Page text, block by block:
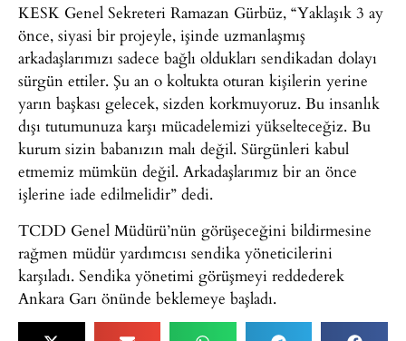
KESK Genel Sekreteri Ramazan Gürbüz, “Yaklaşık 3 ay
önce, siyasi bir projeyle, işinde uzmanlaşmış
arkadaşlarımızı sadece bağlı oldukları sendikadan dolayı
sürgün ettiler. Şu an o koltukta oturan kişilerin yerine
yarın başkası gelecek, sizden korkmuyoruz. Bu insanlık
dışı tutumunuza karşı mücadelemizi yükselteceğiz. Bu
kurum sizin babanızın malı değil. Sürgünleri kabul
etmemiz mümkün değil. Arkadaşlarımız bir an önce
işlerine iade edilmelidir” dedi.
TCDD Genel Müdürü’nün görüşeceğini bildirmesine
rağmen müdür yardımcısı sendika yöneticilerini
karşıladı. Sendika yönetimi görüşmeyi reddederek
Ankara Garı önünde beklemeye başladı.